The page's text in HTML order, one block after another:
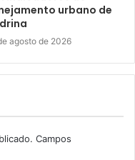
urbano de
agosto de 2026
Campos